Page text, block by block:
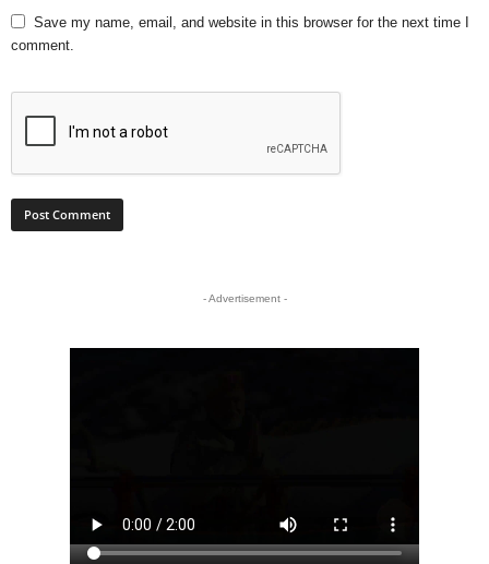
Save my name, email, and website in this browser for the next time I
comment.
- Advertisement -